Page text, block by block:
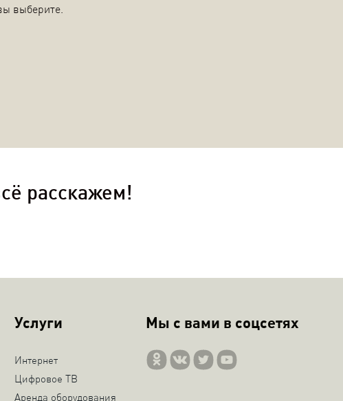
выберите.
расскажем!
Услуги
Интернет
Цифровое ТВ
Аренда оборудования
Мы с вами в соцсетях